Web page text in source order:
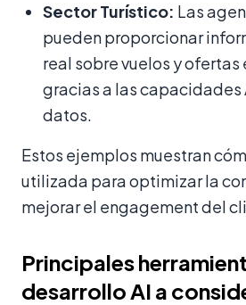
Sector Turístico: Las
pueden proporcionar
real sobre vuelos y
gracias a las capacidades
datos.
Estos ejemplos muestran
utilizada para optimizar la
mejorar el engagement del
Principales
desarrollo AI a